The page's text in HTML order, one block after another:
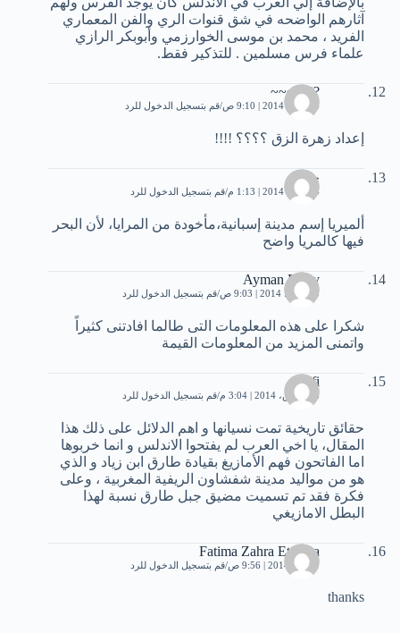
آثارهم الواضحه في شق قنوات الري والفن المعماري
الفريد ، محمد بن موسى الخوارزمي وأبوبكر الرازي
علماء فرس مسلمين . للتذكير فقط.
????~~~
24 يناير، 2014 | 9:10 ص قم بتسجيل الدخول للرد
إعداد زهرة الزق ؟؟؟؟ !!!!
حسام
24 يناير، 2014 | 1:13 م قم بتسجيل الدخول للرد
ألميريا إسم مدينة إسبانية،مأخودة من المرايا، لأن البحر
فيها كالمريا واضح
Ayman Fathy
5 مارس، 2014 | 9:03 ص قم بتسجيل الدخول للرد
شكرا على هذه المعلومات التى طالما افادتنى كثيراً
واتمنى المزيد من المعلومات القيمة
Rifi
16 مارس، 2014 | 3:04 م قم بتسجيل الدخول للرد
حقائق تاريخية تمت نسيانها و اهم الدلائل على ذلك هذا
المقال، يا اخي العرب لم يفتحوا الاندلس و انما خربوها
اما الفاتحون فهم الأمازيغ بقيادة طارق ابن زياد و الذي
هو من مواليد مدينة شفشاون الريفية المغربية ، وعلى
فكرة فقد تم تسميت مضيق جبل طارق نسبة لهذا
البطل الامازيغي
Fatima Zahra Ettayea
1 مايو، 2014 | 9:56 ص قم بتسجيل الدخول للرد
thanks